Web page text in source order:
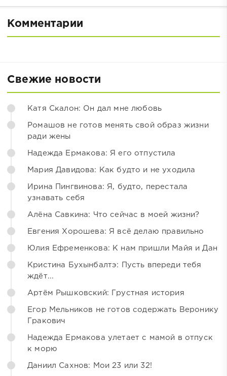
Комментарии
Свежие новости
Катя Скалон: Он дал мне любовь
Ромашов не готов менять свой образ жизни
ради жены
Надежда Ермакова: Я его отпустила
Мария Давидова: Как будто и не уходила
Ирина Пингвинова: Я, будто, перестала
узнавать себя
Алёна Савкина: Что сейчас в моей жизни?
Евгения Хорошева: Я всё делаю правильно
Юлия Ефременкова: К нам пришли Майя и Дан
Кристина Бухынбалтэ: Пусть впереди тебя
ждёт...
Артём Рышковский: Грустная история
Егор Мельников не готов содержать Веронику
Гракович
Надежда Ермакова улетает с мамой в отпуск
к морю
Даниил Сахнов: Мои 23 или 32!